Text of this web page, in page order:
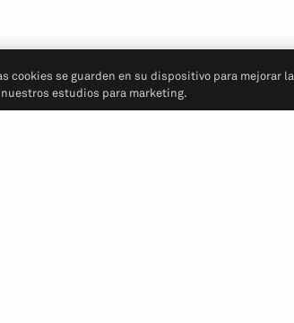
cookies se guarden en su dispositivo para mejorar la
estudios para marketing.